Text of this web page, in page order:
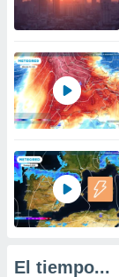
1199
El tiempo...